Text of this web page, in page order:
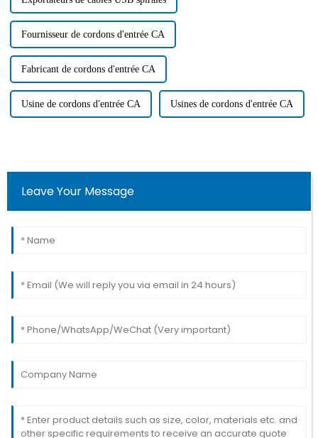
Fournisseur de cordons d'entrée CA
Fabricant de cordons d'entrée CA
Usine de cordons d'entrée CA Usines de cordons d'entrée CA
Leave Your Message